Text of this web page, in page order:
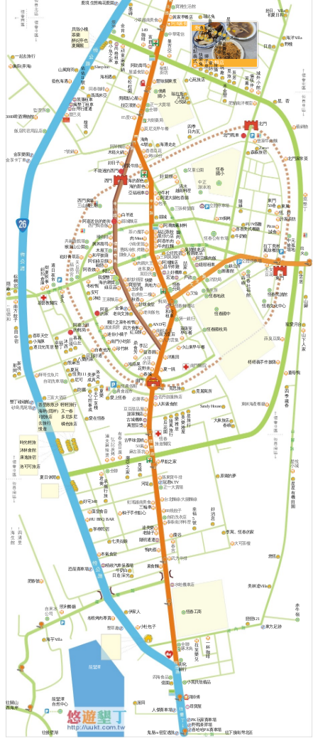
美食
阿鴻素食麵店
往下接南灣北區
往後壁湖
中華電信
富
群
149
咖
啡
燦
坤
尚
格
租
車
慕蘭
美國點心屋
薑母鴨
拉亞漢堡
85度C
瑪瑪米亞
黑藩租車
木箱火鍋
山風飛羽
藍色海遇
監理所
初夏日和
僑勇
國小
正一大賣場
全聯
莫尼克早午餐
四季
日內瓦
不能過的西門
北門戰車
北門
西門
海的顏色
海的顏色
亞福租車
兒童公園 恆春
國小
中正
游泳池
清水
越南料理
小牛村
阿賢牛排
包手
縣城
立體停車場
39焗烤
恆春公有市場
福記蒸餃
黑仔の店
阿香羊肉
阿鴻麵店
宏迪 戶政
恆春
分局
東門
50巷 東風
中元
搶孤
場地
出
火
東門
星
星
有
機
田
園
鎮公所
圖書館
消防局
衛生所
恆春地政
艾倫
恆春國中
恆春轉運站
恆春國稅局
小山東早午餐
第一銀行
南門醫院
白羊道
屈臣氏
秋香
和欣
租車
老街飯包
南方皇后
西門廣場
三山國王廟
阿嘉送信的老街
木屐王
阿伯綠豆饌
天
后
宮
週
日
夜
市
基督教醫院
幸福
墾丁
阿嘉上班
的郵局
阿嘉
的家
柯記
我愛墾丁
綠豆蒜
王家麵店
金像
夥計之家冬粉鴨
珍竹林
李記
鴻蘋果
海相遇
郵局
南都冰店
農會超市
恆農假期
南門
佐丹奴服飾店
人和素食館
豆豆甜品屋
謝家麵店
古城機車
萬豐豆漿
恆春
旅遊醫院
豐味關東煮
古早味蛋糕
全聯
砂島甩尾場
夏日休閒
河堤
冠君KTV
正一大賣場
三輪車
本氣食堂
達美樂
老舖子
鴨肉蔡
素食麵
精緻汽車保養場
照利餐廳
自來水
公司
龍鑾潭
自然中心
往關山
西海岸
龍鑾潭
原鄉的夢
恆春工商
伊家人
名根烤肉專賣
小杜包子
赤
牛
嶺
戀戀121
一
杯
咖
啡
四海食品
人傑賽車場
鬼屋vs密室逃脫
洪師傅
尋寶屋
PK玩家賽車場
喜哈哈PK賽車場
50嵐
城
外
小
館
君
喬
1號旅店
美夢
成真
粉圓老店
臭脯餅老店
星
旅
行
樂
雅
居
歐戀
全聯
墨
磚
鹿境 生態梅花鹿園
瘋墾丁租車
好日子
夏苑
輕輕旅行
愛上恆春
野棧
慢遊
3000啤酒博物館
沐睦
北門家常菜
Zero+
時光輕旅
野戰漆彈場
崧好青草店
墾丁碰碰船
海芋Villa
覓思旅
去旅行
藻堂食音 88燒餃子
迎
薰
沐林會館
四
季
藏
春
渥田
寶順號
玉珍香
快樂
鳥地方
阿婆大腸包香腸
南
方
餃
子
拉
芙
樂
兒
彰化
銀行
自助洗衣店
恐龍賽車場
益香圓
承
攜
行
旅
田
中
宿
七美姑娘
花野井
佑
佑
11
號
公仔民宿
黃家早餐店
早點之家
夏一跳
洋蔥田
麋谷
恆。好
阿潭姨素材料
多
久
恆美111
冬粉鴨
牛肉拉麵
美林達Villa
天
工
享
棧
夏
樂
心
想
事
成
南門小吃部
象廚(弄海)
自在他方
防曬
日造
逐日光而居
興丼壽司
阿鴻素食
愛在恆春
多尼多尼
上好機車
隨
風
旅
行
拾日。Villa
台灣行運通
迷你小橘子
寶雅生活館
鈕
扣
倉
庫
好
消
息
波波廚房
茶の魔手
曹媽冷飲.炸雞
億園
貝殼小棧
樹
夏
飲
事
默默很甜
水蛙機車店
鼎
食
芳
昌平炸雞
大可茶樓
海的雜貨
洛
克
棕
櫚
宿
隨
緣
安可
Pizza
啄木鳥
悠恆
大鼻旅店
牛奶白
牛奶糖
幸
福
5
號
金
肯
美
樂
雅
屋
李寓。恆春的家
拉丁美洲
風味餐坊
瑞比兔
康逸旅宿
一起去旅行
星巴克
誠食
星悅
小城
尼可
迷客夏
FUN假趣
旅
攝
夏爾麗
柚子手作點心
甘味食堂
墾草趣
榙榙義手作披薩
海灘走走
四方食事
小
魚
之
家
寧檸民宿
耘
居
吾
醉
禾
庭
Sandy House
覓麗寓所
芃家
童
話
獅
子
座 玩
趣
快
樂
兔
辰
居
心悅築
海
海
天
光
老街文旅
立體停車場
洛可可旅店
小黑貝殼藝品
曾家牛肉麵
台北麵線/大腸麵線
小翠越南美食
三張椅髮廊
屋盛食堂
7號鍋
大樹藥局
共融遊戲場
猴洞山公園
自助洗車場
玉女
豆花
春城
小海豚
肥春號
↑
四
溝
里
↑
海
生
館
頑
童
麻
辣
鍋
日造·深光
許家廚坊
隱
蔽
←
往
德
和
倆
筷
伴
森淼旅宿
馥
境
飯店民宿用品店
阿琴麵店
山
下
人
家
泰泰南洋料理
三富大酒店
陽明通運
武方牛排
阿助壽司
HU BBQ BAR
嗜咖啡
肥貓南洋餐室
窩
墾
丁
小萍
的店
肉圓大王
三媽臭臭鍋
好宅148
縣城麵店
海洋Villa
浪
趣
半
島
瑞拉斯
辰
峰
小南便當
東林海產餐廳
覓
謐
蒔
嶼
恆
春
社
福
館
逸
境
山
腳
東方足跡
好 鬆餅
峇里散散步
星。蓿
必勝客
輝哥生魚片
和平披薩
春嶼
香草天空
青
鳥
嶼
海
阿
嘉
耕
逃
木矞
心苑旅店
禾
金
豐
AND宅
Sleep lnn
松
桯
園
后
花
園
覓
旅
橘色旅店
孫東寶牛排
鵝
肉
喆
家
肉 Meat
曼
吉
亞
醉妃亭也
日日好適
八樂的家
熊麻吉
金享樂園
萊薩芙
早午餐
那
間
阿宗爌肉飯
雲
居
暮暮
山丘
日
境
沐
西
恆春民謠館
挪
亞
之
家
虹瑤越南美食
喜喜美式餐廳
有
點
義
式
麻古茶坊
伯虎在二樓
回春咖啡
海角
42號
寵愛月台
藝鍋物
又一春
金享卡丁車
紅豆餅
福
德
宮
海吶 (隱岸)
星
語
恆春文化中心
有
春
臭
豆
腐
弘
記
炭
烤
滷
夫
麻
辣
燙
阿香姨
椒點
廚坊
嬑順租車
新
境
薛臭豆腐
春
吉
烤100分
香香豆花
賺食人
八方雲集
西門鴨香飯